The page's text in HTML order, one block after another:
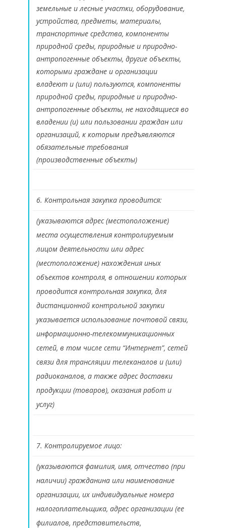
земельные и лесные участки, оборудование,
устройства, предметы, материалы,
транспортные средства, компоненты
природной среды, природные и природно-
антропогенные объекты, другие объекты,
которыми граждане и организации
владеют и (или) пользуются, компоненты
природной среды, природные и природно-
антропогенные объекты, не находящиеся во
владении (и) или пользовании граждан или
организаций, к которым предъявляются
обязательные требования
(производственные объекты)
6. Контрольная закупка проводится:
(указываются адрес (местоположение)
места осуществления контролируемым
лицом деятельности или адрес
(местоположение) нахождения иных
объектов контроля, в отношении которых
проводится контрольная закупка, для
дистанционной контрольной закупки
указывается использование почтовой связи,
информационно-телекоммуникационных
сетей, в том числе сети “Интернет”, сетей
связи для трансляции телеканалов и (или)
радиоканалов, а также адрес доставки
продукции (товаров), оказания работ и
услуг)
7. Контролируемое лицо:
(указываются фамилия, имя, отчество (при
наличии) гражданина или наименование
организации, их индивидуальные номера
налогоплательщика, адрес организации (ее
филиалов, представительств,